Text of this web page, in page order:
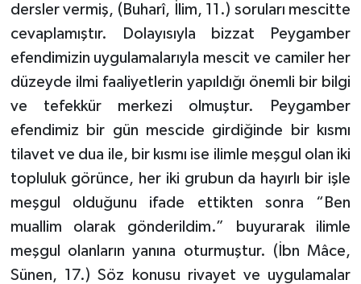
dersler vermiş, (Buharî, İlim, 11.) soruları mescitte
cevaplamıştır. Dolayısıyla bizzat Peygamber
efendimizin uygulamalarıyla mescit ve camiler her
düzeyde ilmi faaliyetlerin yapıldığı önemli bir bilgi
ve tefekkür merkezi olmuştur. Peygamber
efendimiz bir gün mescide girdiğinde bir kısmı
tilavet ve dua ile, bir kısmı ise ilimle meşgul olan iki
topluluk görünce, her iki grubun da hayırlı bir işle
meşgul olduğunu ifade ettikten sonra “Ben
muallim olarak gönderildim.” buyurarak ilimle
meşgul olanların yanına oturmuştur. (İbn Mâce,
Sünen, 17.) Söz konusu rivayet ve uygulamalar
Elazığ Müftülüğü
Erzincan Müftülüğü
Erzurum Müftülüğü
Gaziantep Müftülüğü
Giresun Müftülüğü
Gümüşhane Müftülüğü